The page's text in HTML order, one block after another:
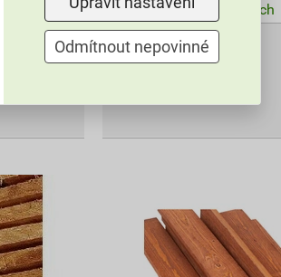
Do košíku
Skladem v (40) prodejnách
Odmítnout nepovinné